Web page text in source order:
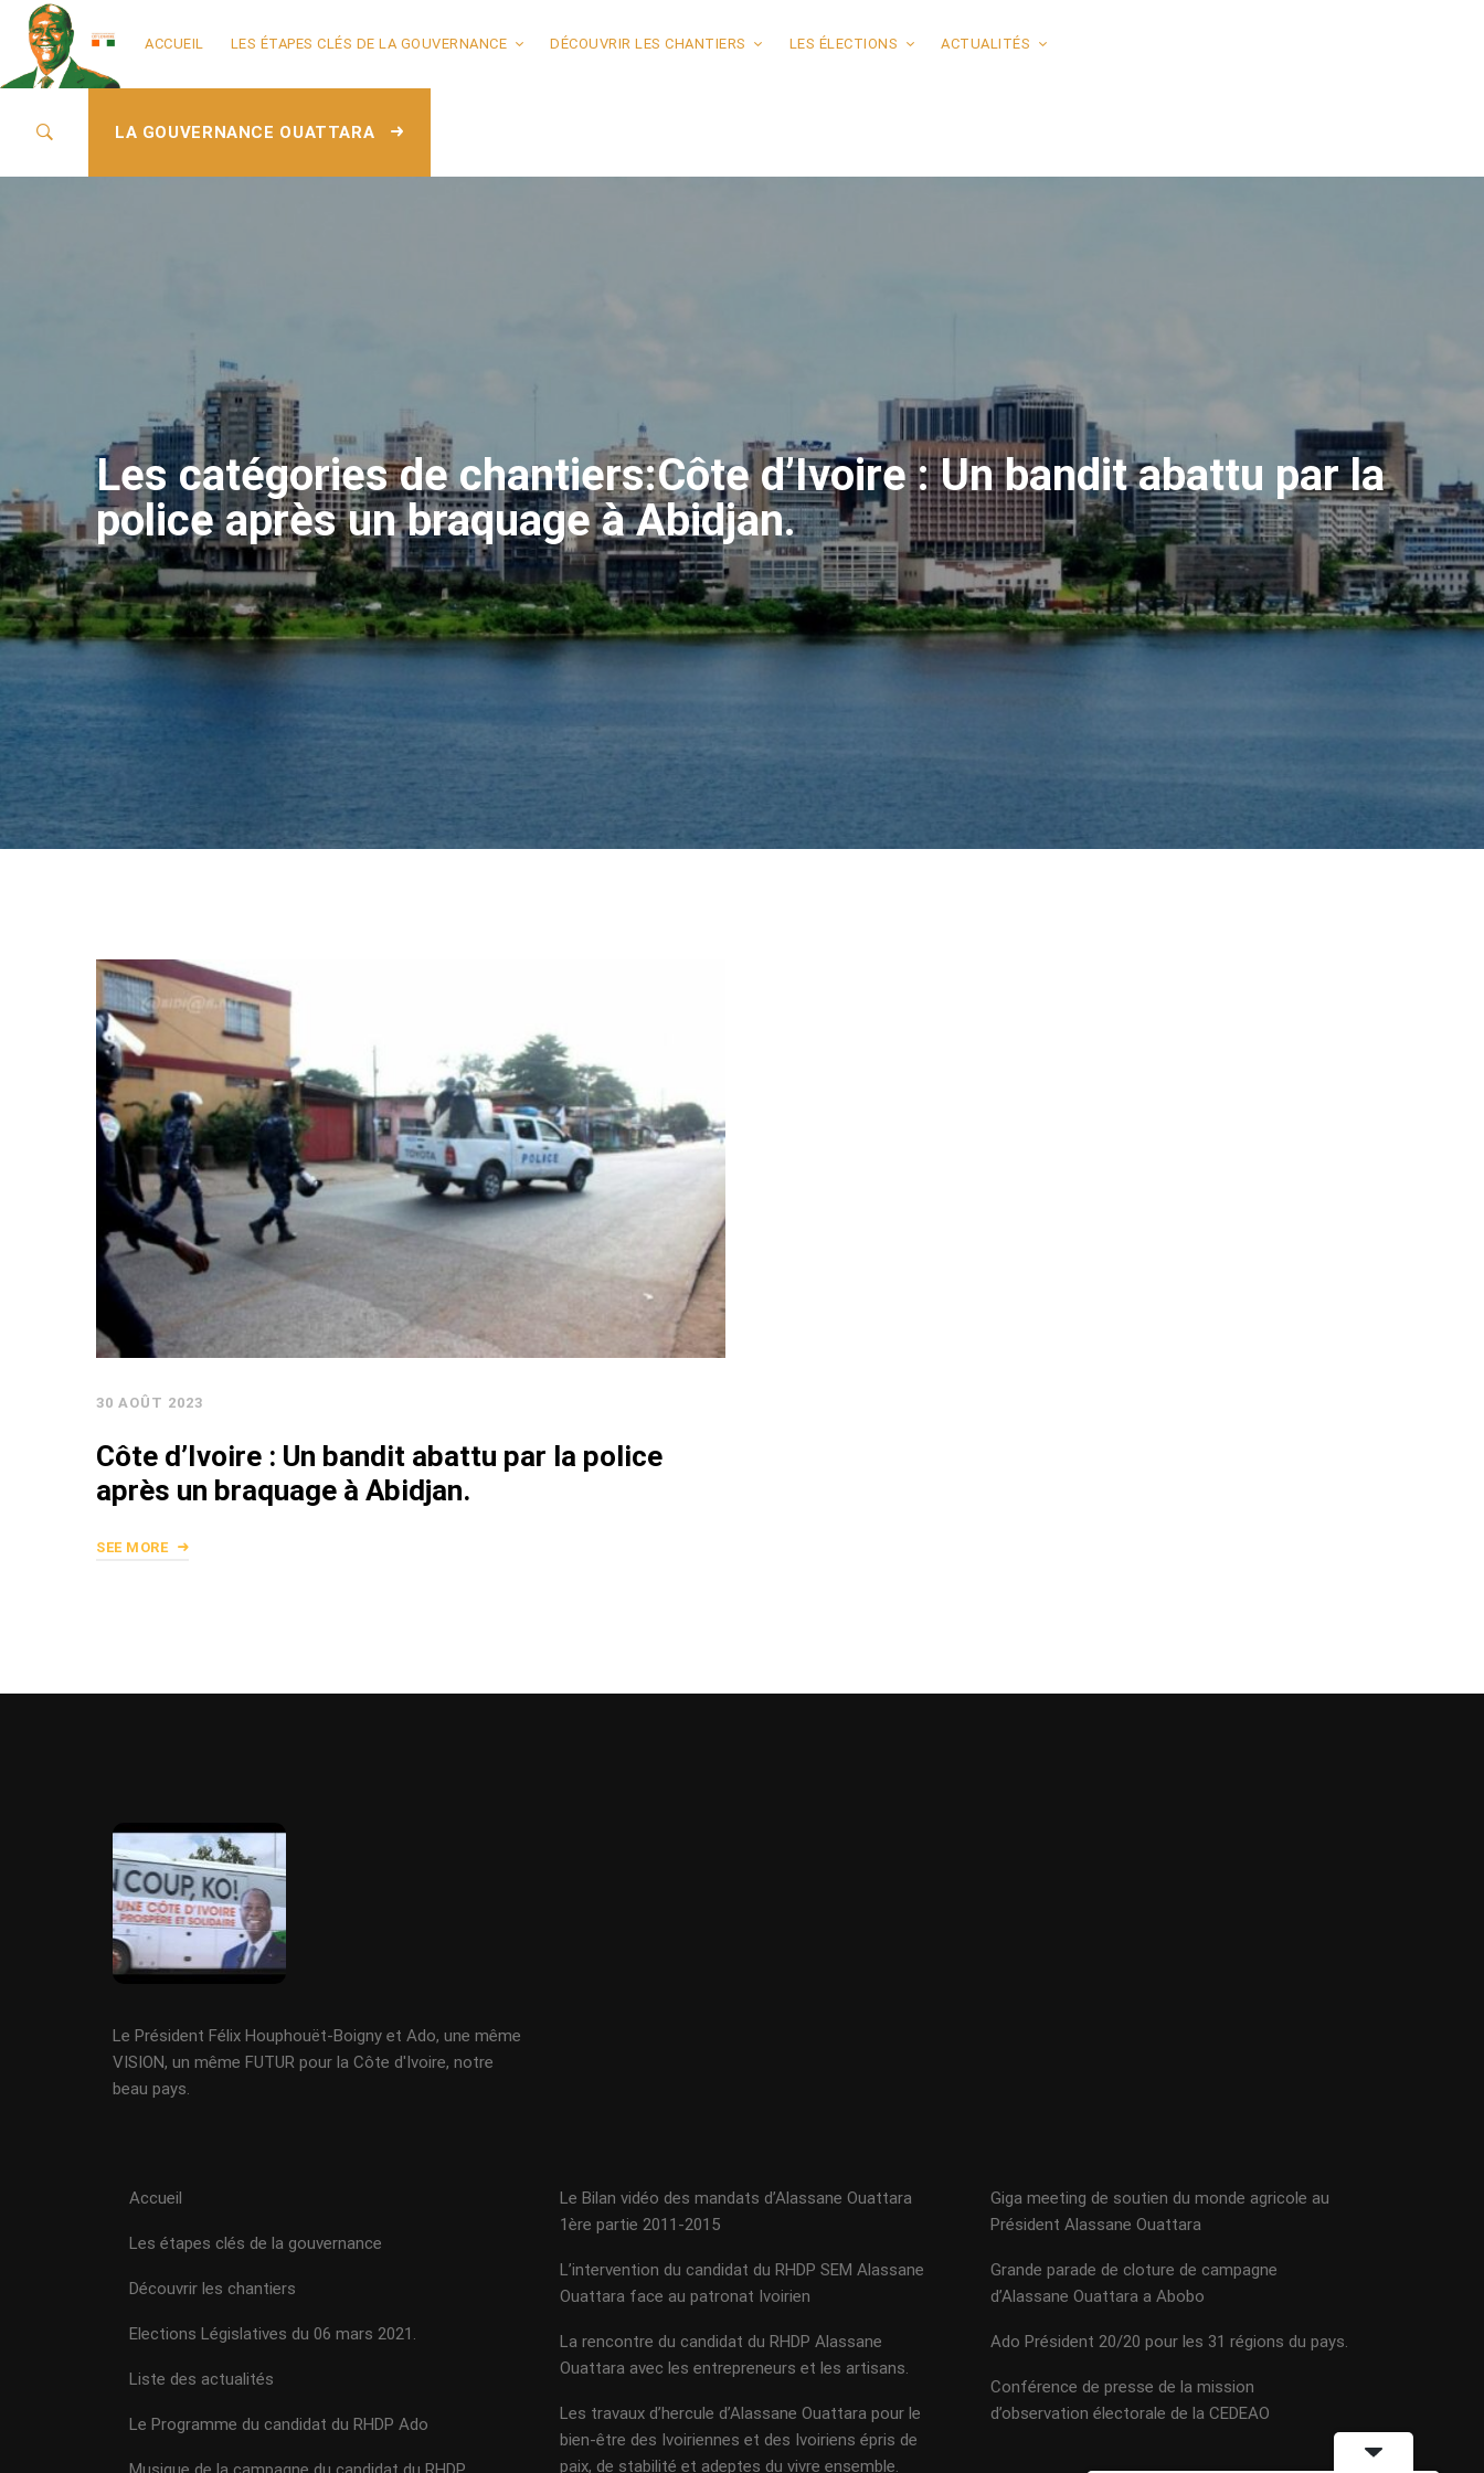
ACCUEIL LES ÉTAPES CLÉS DE LA GOUVERNANCE DÉCOUVRIR LES CHANTIERS LES ÉLECTIONS ACTUALITÉS
LA GOUVERNANCE OUATTARA
Les catégories de chantiers:Côte d’Ivoire : Un bandit abattu par la
police après un braquage à Abidjan.
30 AOÛT 2023
Côte d’Ivoire : Un bandit abattu par la police
après un braquage à Abidjan.
SEE MORE
Le Président Félix Houphouët-Boigny et Ado, une même
VISION, un même FUTUR pour la Côte d'Ivoire, notre
beau pays.
Accueil
Les étapes clés de la gouvernance
Découvrir les chantiers
Elections Législatives du 06 mars 2021.
Liste des actualités
Le Programme du candidat du RHDP Ado
Le Bilan vidéo des mandats d’Alassane Ouattara
1ère partie 2011-2015
L’intervention du candidat du RHDP SEM Alassane
Ouattara face au patronat Ivoirien
La rencontre du candidat du RHDP Alassane
Ouattara avec les entrepreneurs et les artisans.
Les travaux d’hercule d’Alassane Ouattara pour le
bien-être des Ivoiriennes et des Ivoiriens épris de
paix, de stabilité et adeptes du vivre ensemble.
Giga meeting de soutien du monde agricole au
Président Alassane Ouattara
Grande parade de cloture de campagne
d’Alassane Ouattara a Abobo
Ado Président 20/20 pour les 31 régions du pays.
Conférence de presse de la mission
d’observation électorale de la CEDEAO